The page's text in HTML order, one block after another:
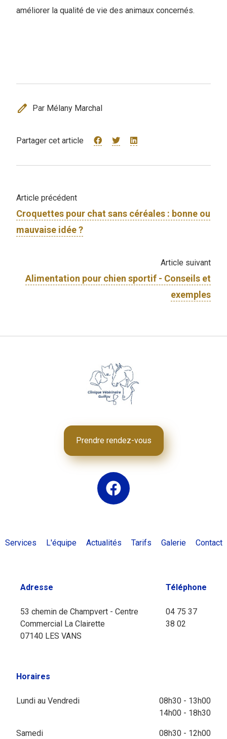
améliorer la qualité de vie des animaux concernés.
edit Par Mélany Marchal
Partager cet article
Article précédent
Croquettes pour chat sans céréales : bonne ou
mauvaise idée ?
Article suivant
Alimentation pour chien sportif - Conseils et
exemples
Prendre rendez-vous
Services L'équipe Actualités Tarifs Galerie Contact
Adresse
53 chemin de Champvert - Centre
Commercial La Clairette
07140 LES VANS
Téléphone
04 75 37
38 02
Horaires
Lundi au Vendredi
08h30 - 13h00
14h00 - 18h30
Samedi 08h30 - 12h00